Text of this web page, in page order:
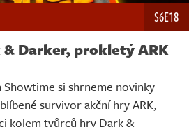
S6E18
Darker, prokletý ARK
Showtime si shrneme novinky
survivor akční hry ARK,
kolem tvůrců hry Dark &